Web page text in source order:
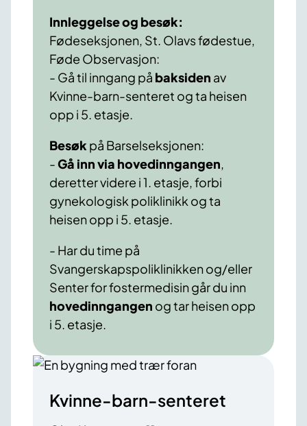
Innleggelse og besøk:
Fødeseksjonen, St. Olavs fødestue,
Føde Observasjon:
- Gå til inngang på baksiden av
Kvinne-barn-senteret og ta heisen
opp i 5. etasje.
Besøk på Barselseksjonen:
-Gå inn via hovedinngangen,
deretter videre i 1. etasje, forbi
gynekologisk poliklinikk og ta
heisen opp i 5. etasje.
- Har du time på
Svangerskapspoliklinikken og/eller
Senter for fostermedisin går du inn
hovedinngangen og tar heisen opp
i 5. etasje.
Kvinne-barn-senteret